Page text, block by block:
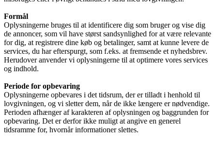
Formål
Oplysningerne bruges til at identificere dig som bruger og vise dig
de annoncer, som vil have størst sandsynlighed for at være relevante
for dig, at registrere dine køb og betalinger, samt at kunne levere de
services, du har efterspurgt, som f.eks. at fremsende et nyhedsbrev.
Herudover anvender vi oplysningerne til at optimere vores services
og indhold.
Periode for opbevaring
Oplysningerne opbevares i det tidsrum, der er tilladt i henhold til
lovgivningen, og vi sletter dem, når de ikke længere er nødvendige.
Perioden afhænger af karakteren af oplysningen og baggrunden for
opbevaring. Det er derfor ikke muligt at angive en generel
tidsramme for, hvornår informationer slettes.